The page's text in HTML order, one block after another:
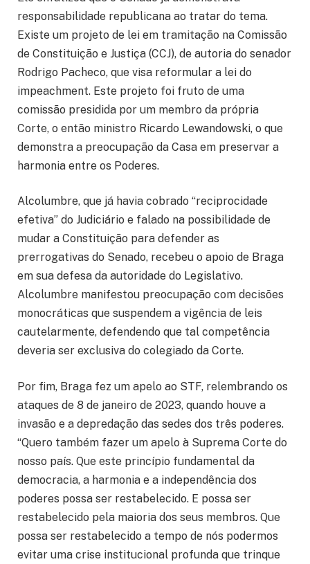
responsabilidade republicana ao tratar do tema.
Existe um projeto de lei em tramitação na Comissão
de Constituição e Justiça (CCJ), de autoria do senador
Rodrigo Pacheco, que visa reformular a lei do
impeachment. Este projeto foi fruto de uma
comissão presidida por um membro da própria
Corte, o então ministro Ricardo Lewandowski, o que
demonstra a preocupação da Casa em preservar a
harmonia entre os Poderes.
Alcolumbre, que já havia cobrado “reciprocidade
efetiva” do Judiciário e falado na possibilidade de
mudar a Constituição para defender as
prerrogativas do Senado, recebeu o apoio de Braga
em sua defesa da autoridade do Legislativo.
Alcolumbre manifestou preocupação com decisões
monocráticas que suspendem a vigência de leis
cautelarmente, defendendo que tal competência
deveria ser exclusiva do colegiado da Corte.
Por fim, Braga fez um apelo ao STF, relembrando os
ataques de 8 de janeiro de 2023, quando houve a
invasão e a depredação das sedes dos três poderes.
“Quero também fazer um apelo à Suprema Corte do
nosso país. Que este princípio fundamental da
democracia, a harmonia e a independência dos
poderes possa ser restabelecido. E possa ser
restabelecido pela maioria dos seus membros. Que
possa ser restabelecido a tempo de nós podermos
evitar uma crise institucional profunda que trinque